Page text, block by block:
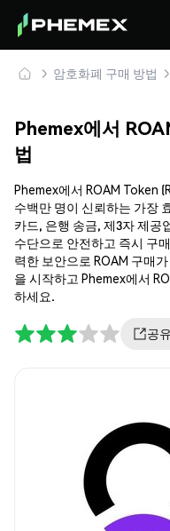
암호화폐 구매 방법
Phemex에서
법
Phemex에서 ROAM Token
수백만 명이 신뢰하는 가장
카드, 은행 송금, 제3자 제공
수단으로 안전하고 즉시 구
력한 보안으로 ROAM 구매
을 시작하고 Phemex에서
하세요.
공